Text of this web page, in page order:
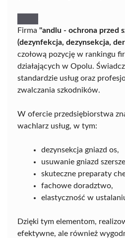
Firma "andlu - ochrona przed
(dezynfekcja, dezynsekcja,
czołową pozycję w rankingu
działających w Opolu.
standardzie usług oraz
zwalczania szkodników.
W ofercie przedsiębiorstwa
wachlarz usług, w tym:
dezynsekcja gniazd os,
usuwanie gniazd
skuteczne preparaty
fachowe doradztwo,
elastyczność w
Dzięki tym elementom,
efektywne, ale również